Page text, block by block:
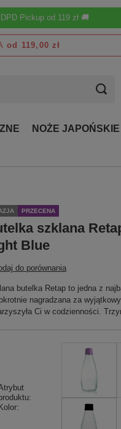
Pickup od 119 zł 🚚
od 119,00 zł
NOŻE JAPOŃSKIE
PRZECENA
szklana
Blue
do porównania
butelka Retap to jedna z
nagradzana za
Ci w codzienności.
Kolor